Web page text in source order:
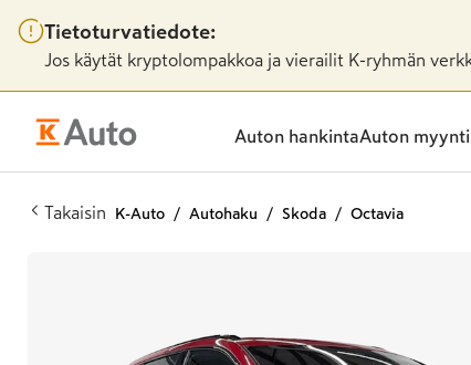
Tietoturvatiedote:
Jos käytät kryptolompakkoa ja vierailit K-ryhmän
Auton hankintaAuton myynti
Takaisin K-Auto Autohaku Skoda Octavia